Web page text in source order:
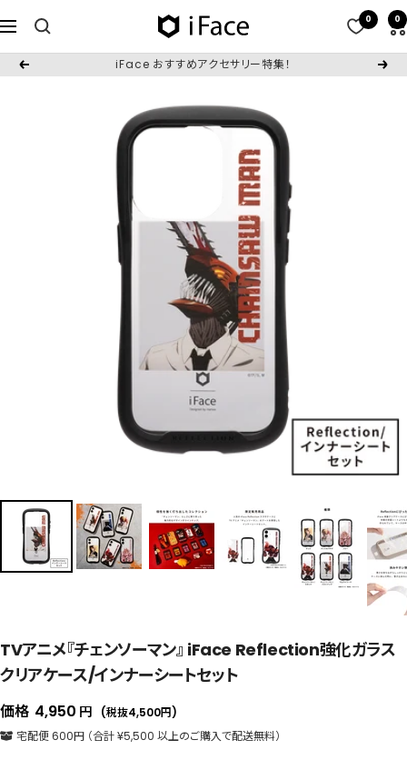
ン
ナ
ビ
ゲ
iFace
日
本
式
0 0
戻
iFace おすすめアクセサリー特集！
次
TVアニメ『チェンソーマン』 iFace Reflection強化ガラス
クリアケース/インナーシートセット
価格 セ
ー
4,950 円 (税抜4,500円)
宅配便 600円 （合計 ¥5,500 以上のご購入で配送無料）